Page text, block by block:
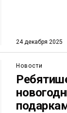
24 декабря 2025
Новости